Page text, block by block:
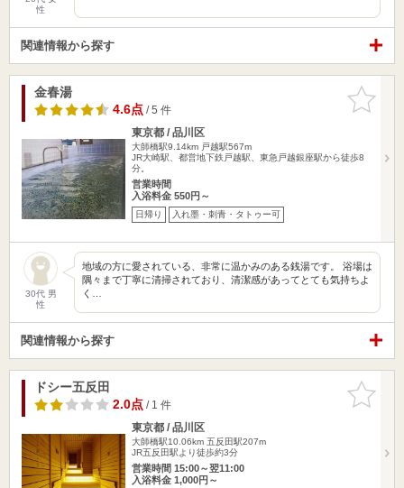
性
関連情報から探す
お気に入
りに追加
金春湯
4.6点/ 5 件
東京都 / 品川区
大師橋駅9.14km 戸越駅567m
JR大崎駅、都営地下鉄戸越駅、東急戸越銀座駅から徒歩8
分。
営業時間
入浴料金 550円～
日帰り 入れ墨・刺青・タトゥー可
30代 男
性
地域の方に愛されている、非常に温かみのある銭湯です。 浴場は
隅々まで丁寧に清掃されており、清潔感があってとても気持ちよ
く…
関連情報から探す
お気に入
りに追加
ドシー五反田
2.0点/ 1 件
東京都 / 品川区
大師橋駅10.06km 五反田駅207m
JR五反田駅より徒歩約3分
営業時間 15:00～翌11:00
入浴料金 1,000円～